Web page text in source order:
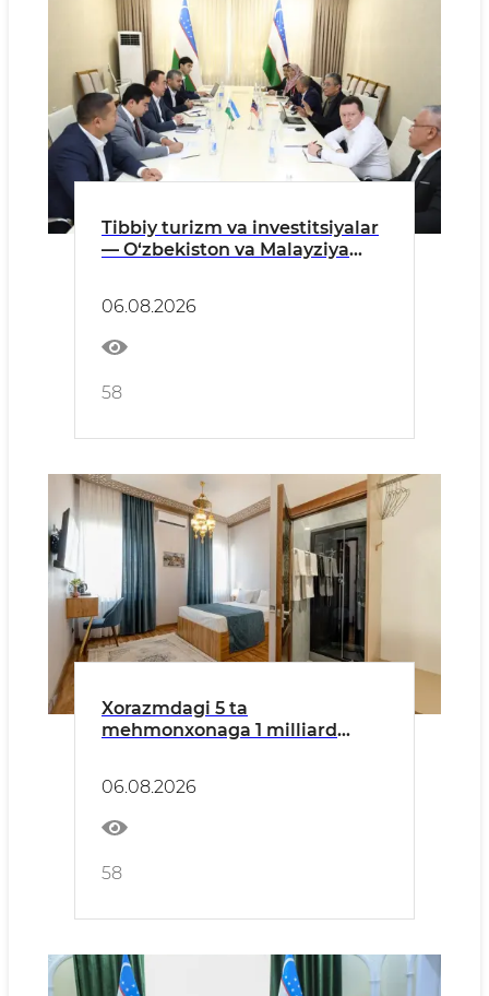
Tibbiy turizm va investitsiyalar
— O‘zbekiston va Malayziya
06.08.2026
58
Xorazmdagi 5 ta
mehmonxonaga 1 milliard
06.08.2026
58